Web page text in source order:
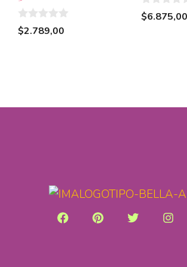
0
d
$2.789,00
0
d
$6.875,00